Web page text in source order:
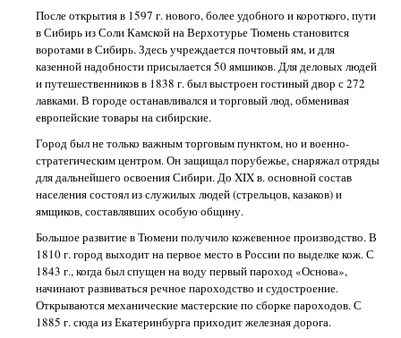
После открытия в 1597 г. нового, более удобного и короткого, пути
в Сибирь из Соли Камской на Верхотурье Тюмень становится
воротами в Сибирь. Здесь учреждается почтовый ям, и для
казенной надобности присылается 50 ямшиков. Для деловых людей
и путешественников в 1838 г. был выстроен гостиный двор с 272
лавками. В городе останавливался и торговый люд, обменивая
европейские товары на сибирские.
Город был не только важным торговым пунктом, но и военно-
стратегическим центром. Он защищал порубежье, снаряжал отряды
для дальнейшего освоения Сибири. До XIX в. основной состав
населения состоял из служилых людей (стрельцов, казаков) и
ямщиков, составлявших особую общину.
Большое развитие в Тюмени получило кожевенное производство. В
1810 г. город выходит на первое место в России по выделке кож. С
1843 г., когда был спущен на воду первый пароход «Основа»,
начинают развиваться речное пароходство и судостроение.
Открываются механические мастерские по сборке пароходов. С
1885 г. сюда из Екатеринбурга приходит железная дорога.